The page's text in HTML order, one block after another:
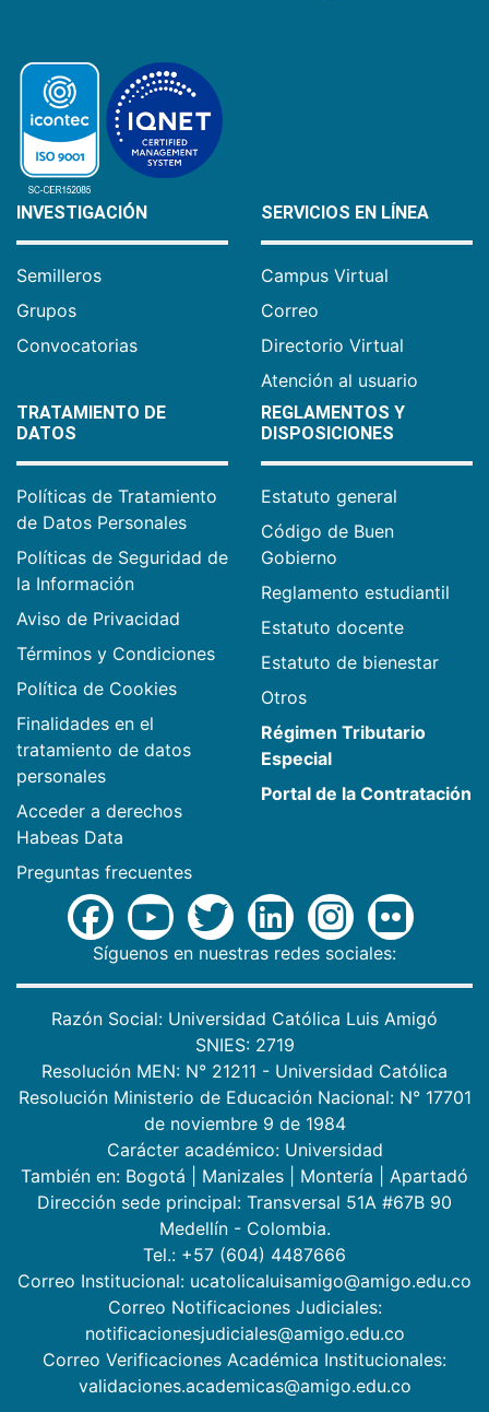
INVESTIGACIÓN
Semilleros
Grupos
Convocatorias
SERVICIOS EN LÍNEA
Campus Virtual
Correo
Directorio Virtual
Atención al usuario
TRATAMIENTO DE
DATOS
Políticas de Tratamiento
de Datos Personales
Políticas de Seguridad de
la Información
Aviso de Privacidad
Términos y Condiciones
Política de Cookies
Finalidades en el
tratamiento de datos
personales
Acceder a derechos
Habeas Data
Preguntas frecuentes
REGLAMENTOS Y
DISPOSICIONES
Estatuto general
Código de Buen
Gobierno
Reglamento estudiantil
Estatuto docente
Estatuto de bienestar
Otros
Régimen Tributario
Especial
Portal de la Contratación
Síguenos en nuestras redes sociales:
Razón Social: Universidad Católica Luis Amigó
SNIES: 2719
Resolución MEN: N° 21211 - Universidad Católica
Resolución Ministerio de Educación Nacional: N° 17701
de noviembre 9 de 1984
Carácter académico: Universidad
También en: Bogotá Manizales Montería
Apartadó
Dirección sede principal: Transversal 51A #67B 90
Medellín - Colombia.
Tel.: +57 (604) 4487666
Correo Institucional: ucatolicaluisamigo@amigo.edu.co
Correo Notificaciones Judiciales:
notificacionesjudiciales@amigo.edu.co
Correo Verificaciones Académica Institucionales:
validaciones.academicas@amigo.edu.co